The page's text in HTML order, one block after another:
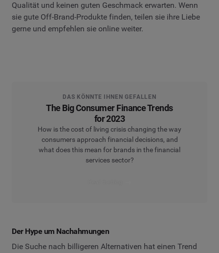
Qualität und keinen guten Geschmack erwarten. Wenn
sie gute Off-Brand-Produkte finden, teilen sie ihre Liebe
gerne und empfehlen sie online weiter.
DAS KÖNNTE IHNEN GEFALLEN
The Big Consumer Finance Trends
for 2023
How is the cost of living crisis changing the way
consumers approach financial decisions, and
what does this mean for brands in the financial
services sector?
Der Hype um Nachahmungen
Die Suche nach billigeren Alternativen hat einen Trend